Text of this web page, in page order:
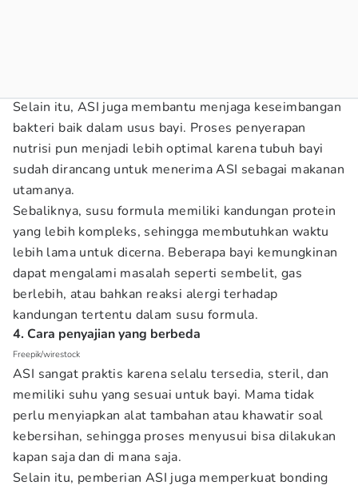
Selain itu, ASI juga membantu menjaga keseimbangan
bakteri baik dalam usus bayi. Proses penyerapan
nutrisi pun menjadi lebih optimal karena tubuh bayi
sudah dirancang untuk menerima ASI sebagai makanan
utamanya.
Sebaliknya, susu formula memiliki kandungan protein
yang lebih kompleks, sehingga membutuhkan waktu
lebih lama untuk dicerna. Beberapa bayi kemungkinan
dapat mengalami masalah seperti sembelit, gas
berlebih, atau bahkan reaksi alergi terhadap
kandungan tertentu dalam susu formula.
4. Cara penyajian yang berbeda
Freepik/wirestock
ASI sangat praktis karena selalu tersedia, steril, dan
memiliki suhu yang sesuai untuk bayi. Mama tidak
perlu menyiapkan alat tambahan atau khawatir soal
kebersihan, sehingga proses menyusui bisa dilakukan
kapan saja dan di mana saja.
Selain itu, pemberian ASI juga memperkuat bonding